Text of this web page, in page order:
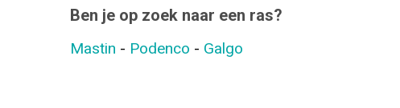
Ben je op zoek naar een ras?
Mastin - Podenco - Galgo